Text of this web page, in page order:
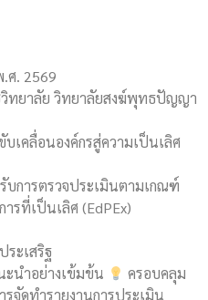
ศ. 2569
ทยาลัย วิทยาลัยสงฆ์พุทธปัญญา
บเคลื่อนองค์กรสู่ความเป็นเลิศ
บการตรวจประเมินตามเกณฑ์
รที่เป็นเลิศ (EdPEx)
ะเสริฐ
นำอย่างเข้มข้น
ครอบคลุม
จัดทำรายงานการประเมิน